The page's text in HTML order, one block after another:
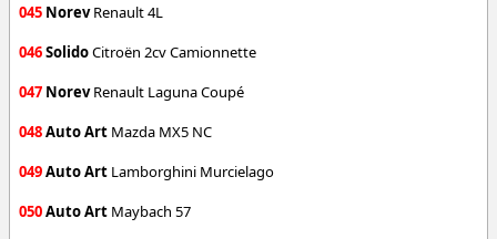
045 NorevRenault 4L
046SolidoCitroën 2cv Camionnette
047 NorevRenault Laguna Coupé
048Auto Art Mazda MX5 NC
049Auto Art Lamborghini Murcielago
050Auto Art Maybach 57